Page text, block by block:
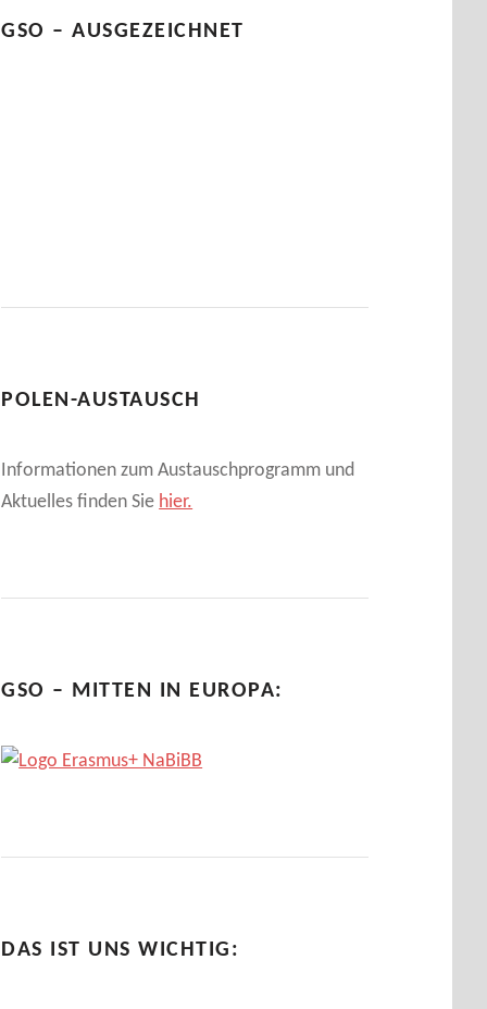
GSO – AUSGEZEICHNET
POLEN-AUSTAUSCH
Informationen zum Austauschprogramm und
Aktuelles finden Sie hier.
GSO – MITTEN IN EUROPA:
DAS IST UNS WICHTIG: